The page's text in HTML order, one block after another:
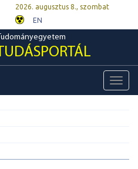
2026. augusztus 8., szombat
EN
TUDÁSPORTÁL